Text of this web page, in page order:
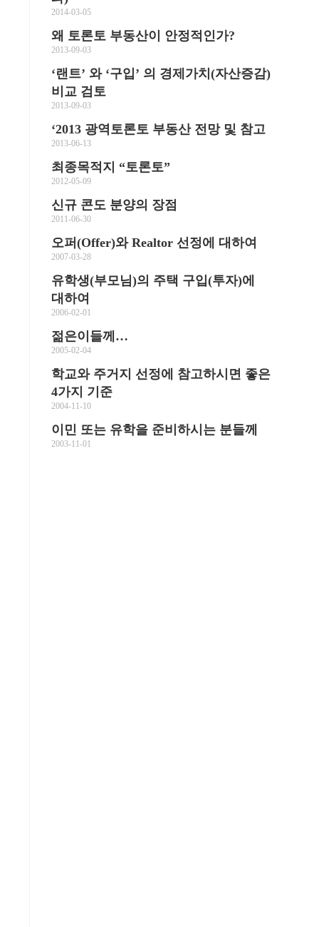
2014-03-05
왜 토론토 부동산이 안정적인가?
2013-09-03
‘랜트’ 와 ‘구입’ 의 경제가치(자산증감)
비교 검토
2013-09-03
‘2013 광역토론토 부동산 전망 및 참고
2013-06-13
최종목적지 “토론토”
2012-05-09
신규 콘도 분양의 장점
2011-06-30
오퍼(Offer)와 Realtor 선정에 대하여
2007-03-28
유학생(부모님)의 주택 구입(투자)에
대하여
2006-02-01
젊은이들께…
2005-02-04
학교와 주거지 선정에 참고하시면 좋은
4가지 기준
2004-11-10
이민 또는 유학을 준비하시는 분들께
2003-11-01